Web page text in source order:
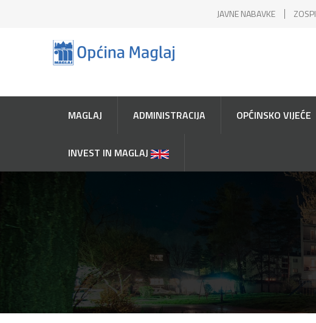
JAVNE NABAVKE ZOSPI
MAGLAJ ADMINISTRACIJA OPĆINSKO VIJEĆE
INVEST IN MAGLAJ